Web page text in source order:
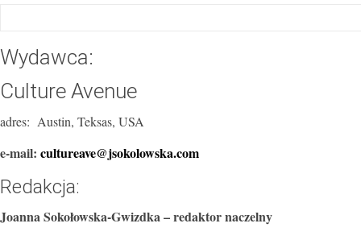
Wydawca:
Culture Avenue
adres: Austin, Teksas, USA
e-mail: cultureave@jsokolowska.com
Redakcja:
Joanna Sokołowska-Gwizdka – redaktor naczelny